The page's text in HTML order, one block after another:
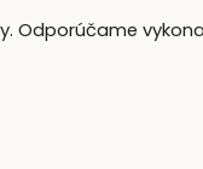
Odporúčame